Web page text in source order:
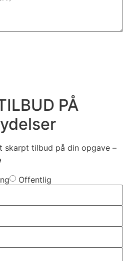
PÅ
skarpt tilbud på din opgave –
Offentlig